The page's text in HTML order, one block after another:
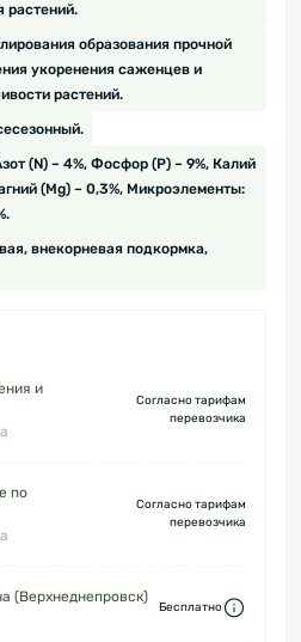
растений.
образования прочной
укоренения саженцев и
растений.
(N) – 4%, Фосфор (P) – 9%, Калий
(Mg) – 0,3%, Микроэлементы:
внекорневая подкормка,
и
Согласно тарифам
перевозчика
по
Согласно тарифам
перевозчика
(Верхнеднепровск)
Бесплатно